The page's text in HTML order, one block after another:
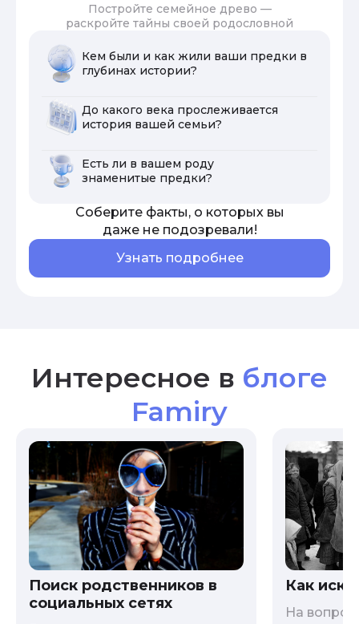
Постройте семейное древо —
раскройте тайны своей родословной
Кем были и как жили ваши предки в
глубинах истории?
До какого века прослеживается
история вашей семьи?
Есть ли в вашем роду
знаменитые предки?
Соберите факты, о которых вы
даже не подозревали!
Узнать подробнее
Интересное в блоге
Famiry
Поиск родственников в
социальных сетях
Как
На вопрос